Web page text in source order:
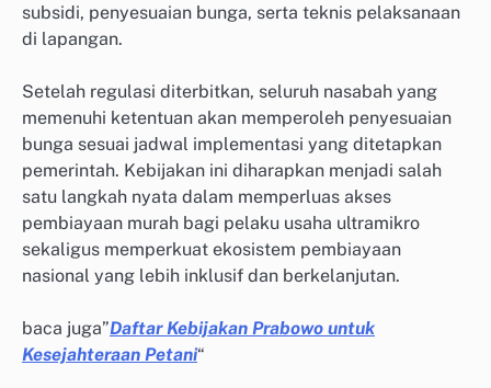
subsidi, penyesuaian bunga, serta teknis pelaksanaan
di lapangan.
Setelah regulasi diterbitkan, seluruh nasabah yang
memenuhi ketentuan akan memperoleh penyesuaian
bunga sesuai jadwal implementasi yang ditetapkan
pemerintah. Kebijakan ini diharapkan menjadi salah
satu langkah nyata dalam memperluas akses
pembiayaan murah bagi pelaku usaha ultramikro
sekaligus memperkuat ekosistem pembiayaan
nasional yang lebih inklusif dan berkelanjutan.
baca juga”Daftar Kebijakan Prabowo untuk
Kesejahteraan Petani“